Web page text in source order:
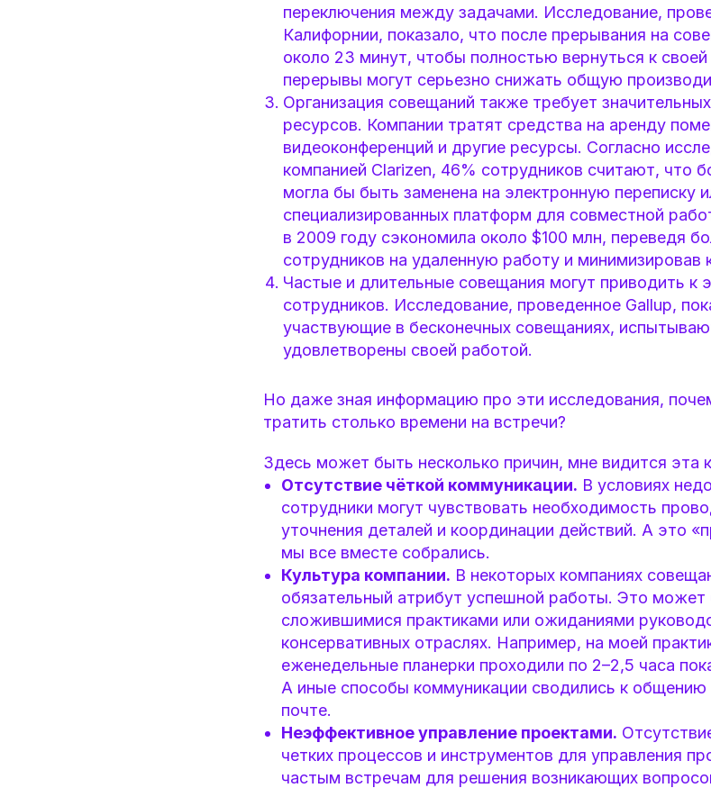
переключения между задачами. Исследование,
Калифорнии, показало, что после прерывания на
около 23 минут, чтобы полностью вернуться к
перерывы могут серьезно снижать общую
Организация совещаний также требует
ресурсов. Компании тратят средства на аренду
видеоконференций и другие ресурсы. Согласно
компанией Clarizen, 46% сотрудников считают, что
могла бы быть заменена на электронную переписку
специализированных платформ для совместной
в 2009 году сэкономила около $100 млн, переведя
сотрудников на удаленную работу и минимизировав
Частые и длительные совещания могут приводить к
сотрудников. Исследование, проведенное Gallup,
участвующие в бесконечных совещаниях,
удовлетворены своей работой.
Но даже зная информацию про эти исследования,
тратить столько времени на встречи?
Здесь может быть несколько причин, мне видится эта
Отсутствие чёткой коммуникации. В условиях
сотрудники могут чувствовать необходимость
уточнения деталей и координации действий. А это
мы все вместе собрались.
Культура компании. В некоторых компаниях
обязательный атрибут успешной работы. Это может
сложившимися практиками или ожиданиями
консервативных отраслях. Например, на моей
еженедельные планерки проходили по 2–2,5 часа
А иные способы коммуникации сводились к общению
почте.
Неэффективное управление проектами.
четких процессов и инструментов для управления
частым встречам для решения возникающих